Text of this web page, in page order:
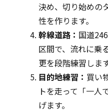
決め、切り始めの
性を作ります。
幹線道路： 国道
区間で、流れに乗
更を段階練習します
目的地練習： 買い
トを走って「一人
げます。